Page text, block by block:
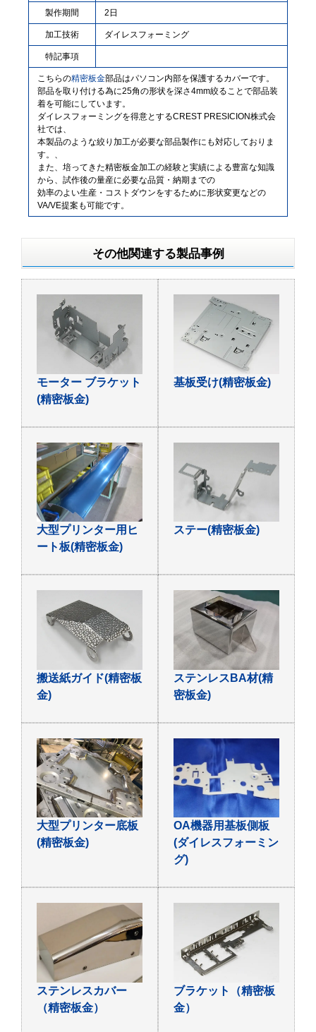
製作期間 2日
加工技術 ダイレスフォーミング
特記事項
こちらの精密板金部品はパソコン内部を保護するカバーです。
部品を取り付ける為に25角の形状を深さ4mm絞ることで部品装
着を可能にしています。
ダイレスフォーミングを得意とするCREST PRESICION株式会
社では、
本製品のような絞り加工が必要な部品製作にも対応しておりま
す。、
また、培ってきた精密板金加工の経験と実績による豊富な知識
から、試作後の量産に必要な品質・納期までの
効率のよい生産・コストダウンをするために形状変更などの
VA/VE提案も可能です。
その他関連する製品事例
モーター ブラケット
(精密板金)
基板受け(精密板金)
大型プリンター用ヒ
ート板(精密板金)
ステー(精密板金)
搬送紙ガイド(精密板
金)
ステンレスBA材(精
密板金)
大型プリンター底板
(精密板金)
OA機器用基板側板
(ダイレスフォーミン
グ)
ステンレスカバー
（精密板金）
ブラケット（精密板
金）